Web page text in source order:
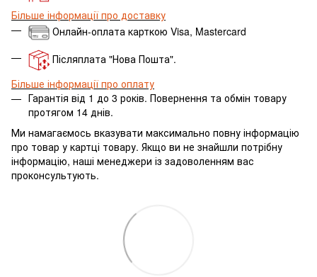
Більше інформації про доставку
Онлайн-оплата карткою Visa, Mastercard
Післяплата "Нова Пошта".
Більше інформації про оплату
Гарантія від 1 до 3 років. Повернення та обмін товару
протягом 14 днів.
Ми намагаємось вказувати максимально повну інформацію
про товар у картці товару. Якщо ви не знайшли потрібну
інформацію, наші менеджери із задоволенням вас
проконсультують.